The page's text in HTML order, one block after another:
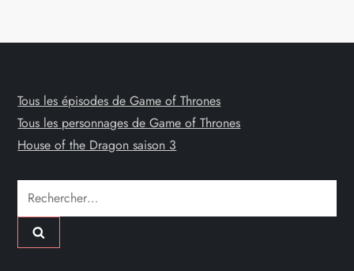
Tous les épisodes de Game of Thrones
Tous les personnages de Game of Thrones
House of the Dragon saison 3
Rechercher :